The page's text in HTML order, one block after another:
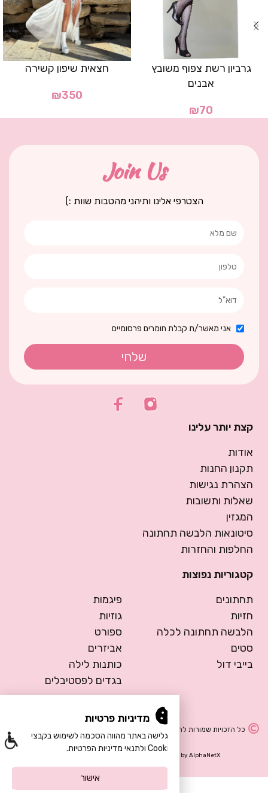
גרביון רשת צפוף משובץ
אבנים
₪70
חצאית שיפון קשירה
₪350
Join Us
הצטרפי אלינו ותיהני מהטבות שוות :)
אני מאשר/ת קבלת חומרים פרסומיים
שלחי
קצת יותר עלינו
אודות
תקנון החנות
הצהרת נגישות
שאלות ותשובות
המגזין
סיטונאות הלבשה תחתונה
החלפות והחזרות
קטגוריות נפוצות
תחתונים
חזיות
הלבשה תחתונה לכלה
סטים
בייבי דול
פיגמות
גוזיות
ספורט
אביזרים
כותנות לילה
בגדים לפסטיבלים
כל הזכויות שמורות להרמוסה – הלבשה תחתונה
Development byAlphaNetX
מדיניות פרטיות
הגלישה באתר מהווה הסכמה לשימוש בקבצי
Cookie ולתנאי מדיניות הפרטיות.
אישור